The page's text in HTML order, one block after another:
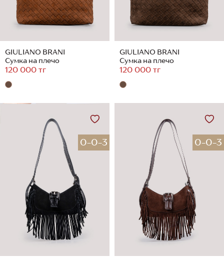
GIULIANO BRANI
Сумка на плечо
120 000 тг
GIULIANO BRANI
Сумка на плечо
120 000 тг
0-0-3 0-0-3